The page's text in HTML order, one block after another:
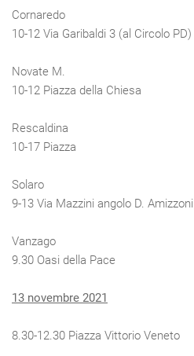
Cornaredo
10-12 Via Garibaldi 3 (al Circolo PD)
Novate M.
10-12 Piazza della Chiesa
Rescaldina
10-17 Piazza
Solaro
9-13 Via Mazzini angolo D. Amizzoni
Vanzago
9.30 Oasi della Pace
13 novembre 2021
8.30-12.30 Piazza Vittorio Veneto